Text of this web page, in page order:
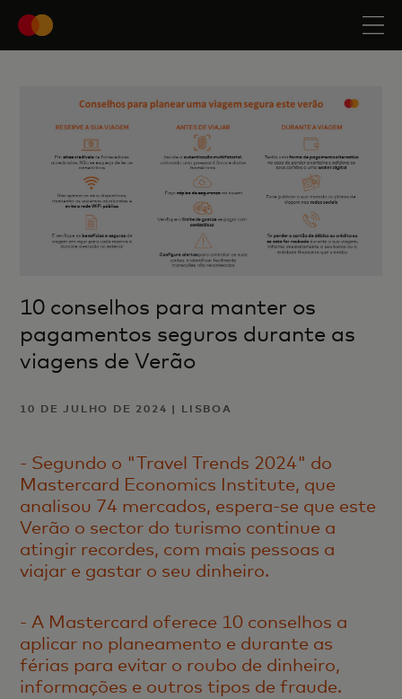
10 conselhos para manter os
pagamentos seguros durante as
viagens de Verão
10 DE JULHO DE 2024 | LISBOA
- Segundo o "Travel Trends 2024" do
Mastercard Economics Institute, que
analisou 74 mercados, espera-se que este
Verão o sector do turismo continue a
atingir recordes, com mais pessoas a
viajar e gastar o seu dinheiro.
- A Mastercard oferece 10 conselhos a
aplicar no planeamento e durante as
férias para evitar o roubo de dinheiro,
informações e outros tipos de fraude.